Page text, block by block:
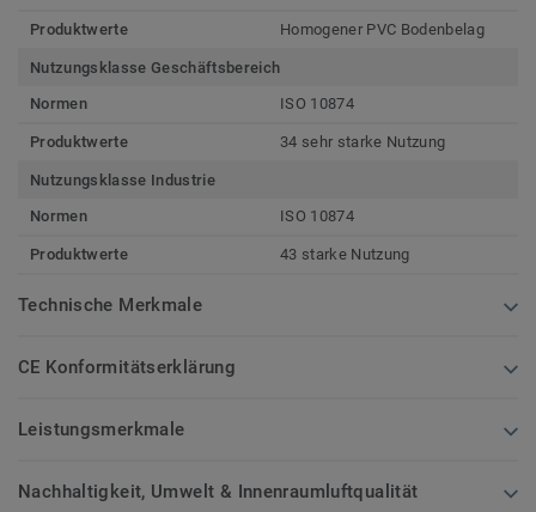
Produktwerte Homogener PVC Bodenbelag
Nutzungsklasse Geschäftsbereich
Normen
ISO 10874
Produktwerte 34 sehr starke Nutzung
Nutzungsklasse Industrie
Normen
ISO 10874
Produktwerte 43 starke Nutzung
Technische Merkmale
CE Konformitätserklärung
Leistungsmerkmale
Nachhaltigkeit, Umwelt & Innenraumluftqualität